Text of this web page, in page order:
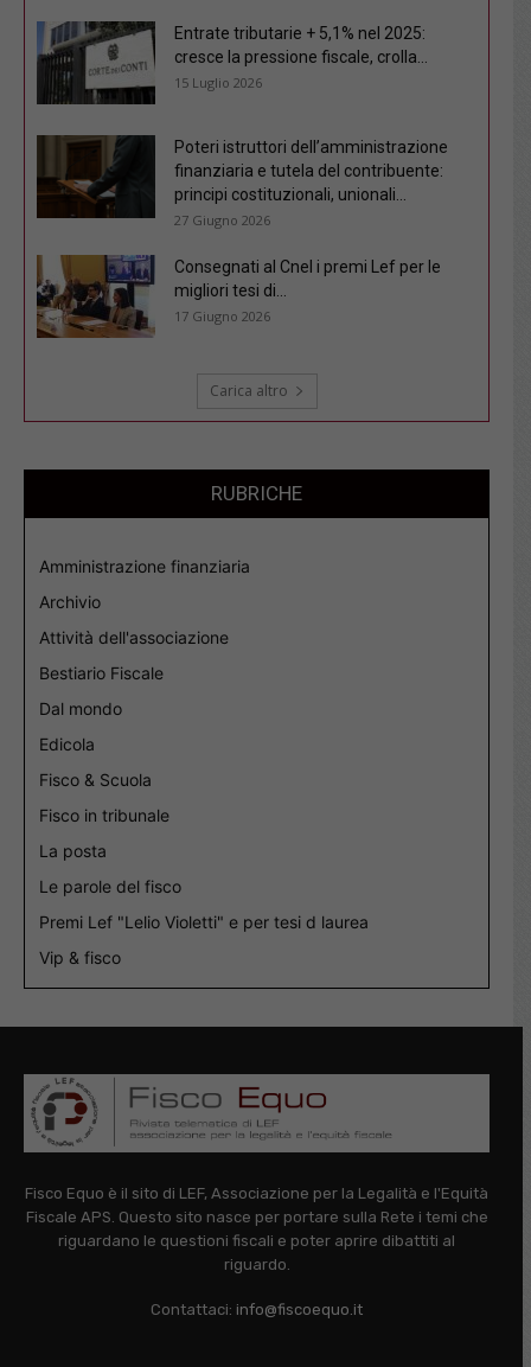
Entrate tributarie + 5,1% nel 2025:
cresce la pressione fiscale, crolla...
15 Luglio 2026
Poteri istruttori dell’amministrazione
finanziaria e tutela del contribuente:
principi costituzionali, unionali...
27 Giugno 2026
Consegnati al Cnel i premi Lef per le
migliori tesi di...
17 Giugno 2026
Carica altro
RUBRICHE
Amministrazione finanziaria
Archivio
Attività dell'associazione
Bestiario Fiscale
Dal mondo
Edicola
Fisco & Scuola
Fisco in tribunale
La posta
Le parole del fisco
Premi Lef "Lelio Violetti" e per tesi d laurea
Vip & fisco
Fisco Equo è il sito di LEF, Associazione per la Legalità e l'Equità
Fiscale APS. Questo sito nasce per portare sulla Rete i temi che
riguardano le questioni fiscali e poter aprire dibattiti al
riguardo.
Contattaci: info@fiscoequo.it